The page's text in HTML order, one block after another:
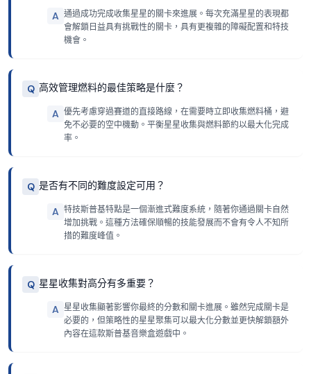
A 通過成功完成收集星星的關卡來進展。每次充滿星星的表現都
會解鎖日益具有挑戰性的關卡，具有更複雜的障礙配置和特技
機會。
Q 高效管理燃料的最佳策略是什麼？
A 優先考慮穿過賽道的直接路線，在需要時立即收集燃料桶，避
免不必要的空中機動。平衡星星收集與燃料節約以最大化完成
率。
Q 是否有不同的難度設定可用？
A 特技斯普基特點是一個漸進式難度系統，隨著你通過關卡自然
增加挑戰。這種方法確保順暢的技能發展而不會有令人不知所
措的難度峰值。
Q 星星收集對高分有多重要？
A 星星收集顯著影響你最終的分數和關卡進展。雖然完成關卡是
必要的，但策略性的星星聚集可以最大化分數並更快解鎖額外
內容在這款斯普基音樂盒遊戲中。